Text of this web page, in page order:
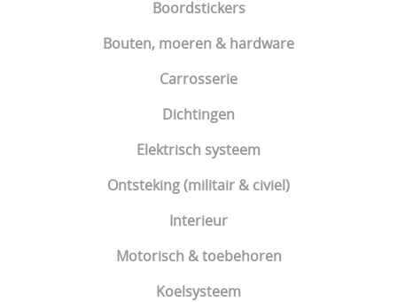
Boordstickers
Bouten, moeren & hardware
Carrosserie
Dichtingen
Elektrisch systeem
Ontsteking (militair & civiel)
Interieur
Motorisch & toebehoren
Koelsysteem